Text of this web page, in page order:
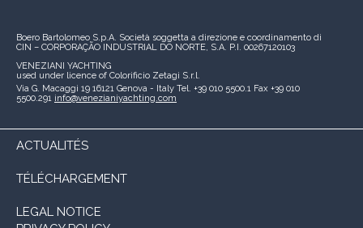
Boero Bartolomeo S.p.A. Società soggetta a direzione e coordinamento di
CIN – CORPORAÇÃO INDUSTRIAL DO NORTE, S.A. P.I. 00267120103
VENEZIANI YACHTING
used under licence of Colorificio Zetagi S.r.l.
Via G. Macaggi 19 16121 Genova - Italy Tel. +39 010 5500.1 Fax +39 010
5500.291 info@venezianiyachting.com
ACTUALITÉS
TÉLÉCHARGEMENT
LEGAL NOTICE